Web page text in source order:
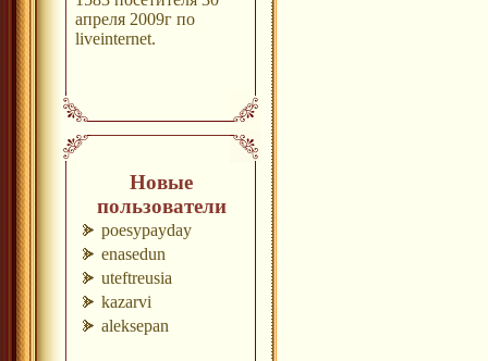
апреля 2009г по
liveinternet.
Новые
пользователи
poesypayday
enasedun
uteftreusia
kazarvi
aleksepan